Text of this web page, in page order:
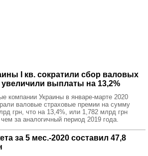
I кв. сократили сбор валовых
увеличили выплаты на 13,2%
компании Украины в январе-марте 2020
валовые страховые премии на сумму
грн, что на 13,4%, или 1,782 млрд грн
за аналогичный период 2019 года.
за 5 мес.-2020 составил 47,8